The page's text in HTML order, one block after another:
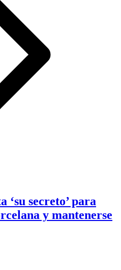
‘su secreto’ para
y mantenerse